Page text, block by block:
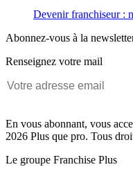
Devenir franchiseur :
Abonnez-vous à la
Renseignez votre mail
En vous abonnant, vous
2026 Plus que pro. Tous
Le groupe Franchise Plus